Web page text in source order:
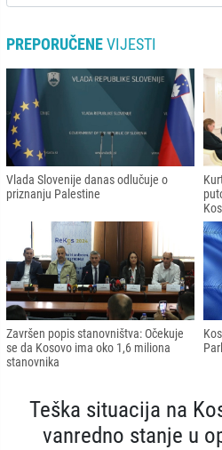
PREPORUČENEVIJESTI
Vlada Slovenije danas odlučuje o
priznanju Palestine
Završen popis stanovništva: Očekuje
se da Kosovo ima oko 1,6 miliona
stanovnika
Teška situacija na
vanredno stanje u